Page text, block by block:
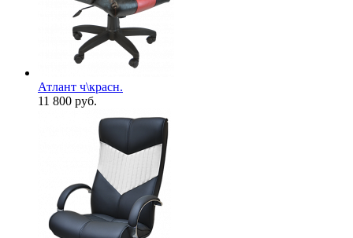
Атлант ч\красн.
11 800 руб.